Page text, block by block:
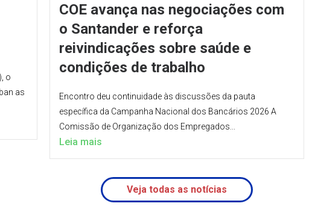
o
as
COE avança nas negociações com
o Santander e reforça
reivindicações sobre saúde e
condições de trabalho
Encontro deu continuidade às discussões da pauta
específica da Campanha Nacional dos Bancários 2026 A
Comissão de Organização dos Empregados...
Leia mais
Veja todas as notícias